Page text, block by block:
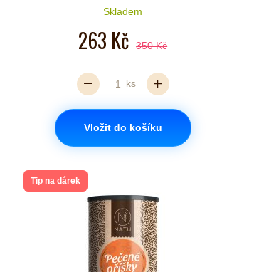
Počet hvězdiček je 5 z 5
Skladem
263 Kč 350 Kč
ks
Vložit do košíku
Tip na dárek